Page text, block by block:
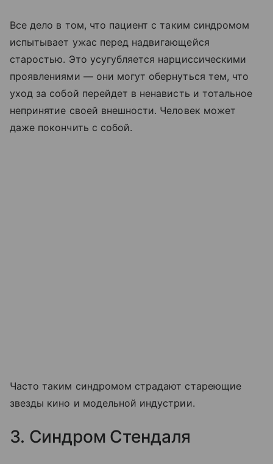
Все дело в том, что пациент с таким синдромом
испытывает ужас перед надвигающейся
старостью. Это усугубляется нарциссическими
проявлениями — они могут обернуться тем, что
уход за собой перейдет в ненависть и тотальное
непринятие своей внешности. Человек может
даже покончить с собой.
Часто таким синдромом страдают стареющие
звезды кино и модельной индустрии.
3. Синдром Стендаля